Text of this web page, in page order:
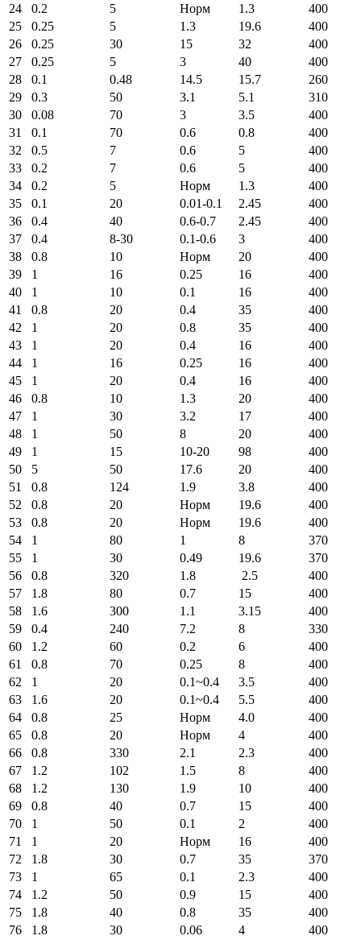
24
0.2 5 Норм 1.3
400
25
0.25 5 1.3 19.6
400
26
0.25 30 15 32
400
27
0.25 5 3 40
400
28
0.1 0.48 14.5 15.7
260
29
0.3 50 3.1 5.1
310
30
0.08 70 3 3.5
400
31
0.1 70 0.6 0.8
400
32
0.5 7 0.6 5
400
33
0.2 7 0.6 5
400
34
0.2 5 Норм 1.3
400
35
0.1 20 0.01-0.1 2.45
400
36
0.4 40 0.6-0.7 2.45
400
37
0.4 8-30 0.1-0.6 3
400
38
0.8 10 Норм 20
400
39
1 16 0.25 16
400
40
1 10 0.1 16
400
41
0.8 20 0.4 35
400
42
1 20 0.8 35
400
43
1 20 0.4 16
400
44
1 16 0.25 16
400
45
1 20 0.4 16
400
46
0.8 10 1.3 20
400
47
1 30 3.2 17
400
48
1 50 8 20
400
49
1 15 10-20 98
400
50
5 50 17.6 20
400
51
0.8 124 1.9 3.8
400
52
0.8 20 Норм 19.6
400
53
0.8 20 Норм 19.6
400
54
1 80 1 8
370
55
1 30 0.49 19.6
370
56
0.8 320 1.8 2.5
400
57
1.8 80 0.7 15
400
58
1.6 300 1.1 3.15
400
59
0.4 240 7.2 8
330
60
1.2 60 0.2 6
400
61
0.8 70 0.25 8
400
62
1 20 0.1~0.4 3.5
400
63
1.6 20 0.1~0.4 5.5
400
64
0.8 25 Норм 4.0
400
65
0.8 20 Норм 4
400
66
0.8 330 2.1 2.3
400
67
1.2 102 1.5 8
400
68
1.2 130 1.9 10
400
69
0.8 40 0.7 15
400
70
1 50 0.1 2
400
71
1 20 Норм 16
400
72
1.8 30 0.7 35
370
73
1 65 0.1 2.3
400
74
1.2 50 0.9 15
400
75
1.8 40 0.8 35
400
76
1.8 30 0.06 4
400